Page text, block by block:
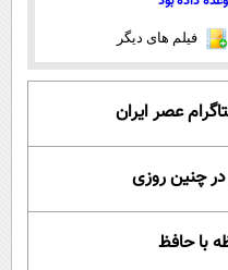
فیلم های دیگر
عصر ایران
با حافظ